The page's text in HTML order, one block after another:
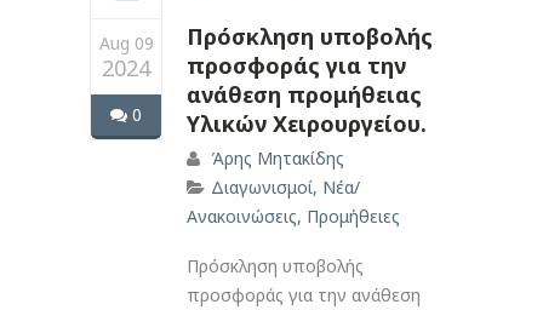
Aug 09
2024
0
Πρόσκληση υποβολής
προσφοράς για την
ανάθεση προμήθειας
Υλικών Χειρουργείου.
Άρης Μητακίδης
Διαγωνισμοί, Νέα/
Ανακοινώσεις, Προμήθειες
Πρόσκληση υποβολής
προσφοράς για την ανάθεση